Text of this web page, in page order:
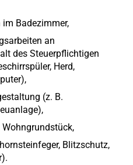
Badezimmer,
an
des Steuerpflichtigen
Herd,
(z. B.
Blitzschutz,